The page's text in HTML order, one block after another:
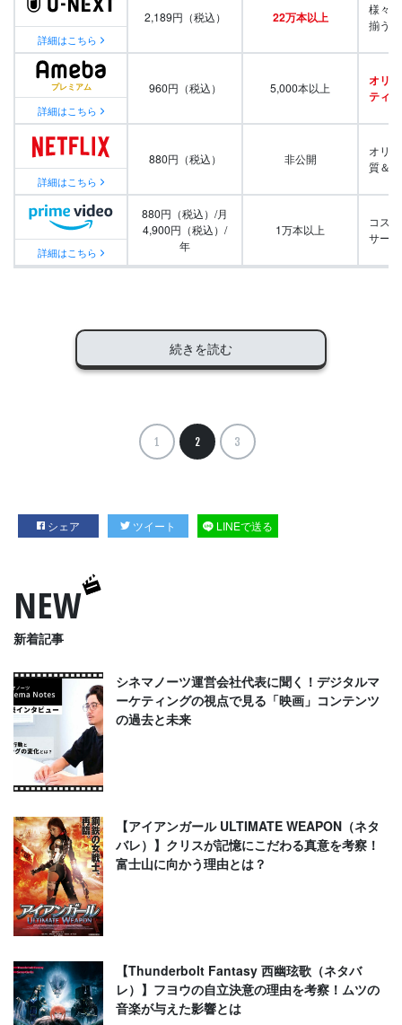
詳細はこちら
2,189円（税込） 22万本以上
様々
揃う
詳細はこちら
960円（税込） 5,000本以上
オリ
ティ
詳細はこちら
880円（税込） 非公開
オリ
質＆
詳細はこちら
880円（税込）/月
4,900円（税込）/
年
1万本以上
コス
サー
続きを読む
1 2 3
シェア ツイート LINEで送る
NEW
新着記事
シネマノーツ運営会社代表に聞く！デジタルマ
ーケティングの視点で見る「映画」コンテンツ
の過去と未来
【アイアンガール ULTIMATE WEAPON（ネタ
バレ）】クリスが記憶にこだわる真意を考察！
富士山に向かう理由とは？
【Thunderbolt Fantasy 西幽玹歌（ネタバ
レ）】フヨウの自立決意の理由を考察！ムツの
音楽が与えた影響とは